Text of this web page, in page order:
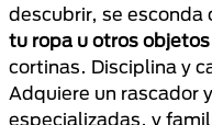
descubrir, se
tu ropa u otros
cortinas. Disciplina y
Adquiere un rascador
especializadas, y